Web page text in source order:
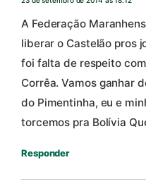
A Federação
liberar o Castelão pros
foi falta de respeito
Corrêa. Vamos ganhar
do Pimentinha, eu e
torcemos pra Bolívia
Responder